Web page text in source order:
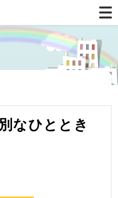
なひととき